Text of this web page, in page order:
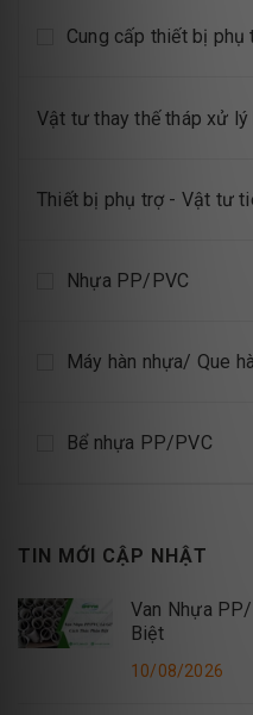
Cung cấp thiết bị phụ
Vật tư thay thế tháp xử lý
Thiết bị phụ trợ - Vật tư
Nhựa PP/PVC
Máy hàn nhựa/ Que
Bể nhựa PP/PVC
TIN MỚI CẬP NHẬT
Van Nhựa
Biệt
10/08/2026